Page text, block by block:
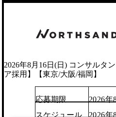
2026年8月16日(日) コンサルタ
ア採用】【東京/大阪/福岡】
応募期限
2026年
スケジュール
2026年